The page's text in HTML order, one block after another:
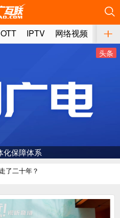
OTT IPTV 网络视频 媒体
了二十年？
费专项治理
术标准白皮书
推荐
推荐
推荐
推荐
推荐
推荐
推荐
推荐
推荐
推荐
推荐
推荐
推荐
推荐
推荐
推荐
推荐
推荐
推荐
推荐